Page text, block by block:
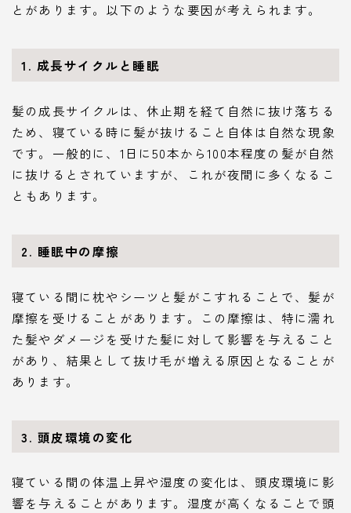
とがあります。以下のような要因が考えられます。
1. 成長サイクルと睡眠
髪の成長サイクルは、休止期を経て自然に抜け落ちる
ため、寝ている時に髪が抜けること自体は自然な現象
です。一般的に、1日に50本から100本程度の髪が自然
に抜けるとされていますが、これが夜間に多くなるこ
ともあります。
2. 睡眠中の摩擦
寝ている間に枕やシーツと髪がこすれることで、髪が
摩擦を受けることがあります。この摩擦は、特に濡れ
た髪やダメージを受けた髪に対して影響を与えること
があり、結果として抜け毛が増える原因となることが
あります。
3. 頭皮環境の変化
寝ている間の体温上昇や湿度の変化は、頭皮環境に影
響を与えることがあります。湿度が高くなることで頭